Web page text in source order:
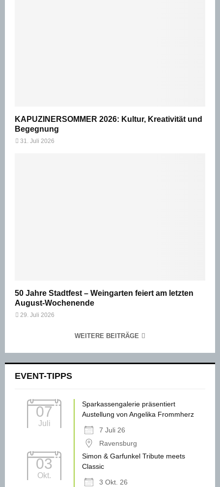
KAPUZINERSOMMER 2026: Kultur, Kreativität und
Begegnung
31. Juli 2026
50 Jahre Stadtfest – Weingarten feiert am letzten
August-Wochenende
29. Juli 2026
WEITERE BEITRÄGE
EVENT-TIPPS
07
Juli
Sparkassengalerie präsentiert
Austellung von Angelika Frommherz
7 Juli 26
Ravensburg
03
Okt.
Simon & Garfunkel Tribute meets
Classic
3 Okt. 26